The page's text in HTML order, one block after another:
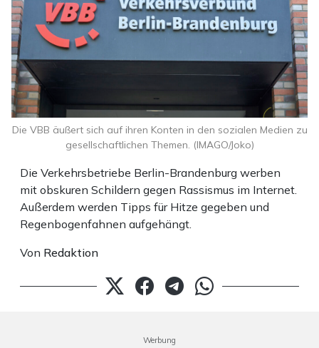
Die Verkehrsbetriebe Berlin-Brandenburg werben
mit obskuren Schildern gegen Rassismus im Internet.
Außerdem werden Tipps für Hitze gegeben und
Regenbogenfahnen aufgehängt.
Von Redaktion
Die VBB äußert sich auf ihren Konten in den sozialen Medien zu
gesellschaftlichen Themen. (IMAGO/Joko)
Werbung